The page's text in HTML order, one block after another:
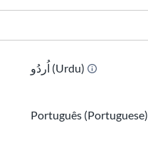
اُردُو (Urdu)
Português (Portuguese)